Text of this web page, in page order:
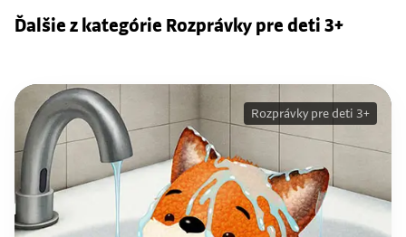
Ďalšie z kategórie Rozprávky pre deti 3+
Rozprávky pre deti 3+